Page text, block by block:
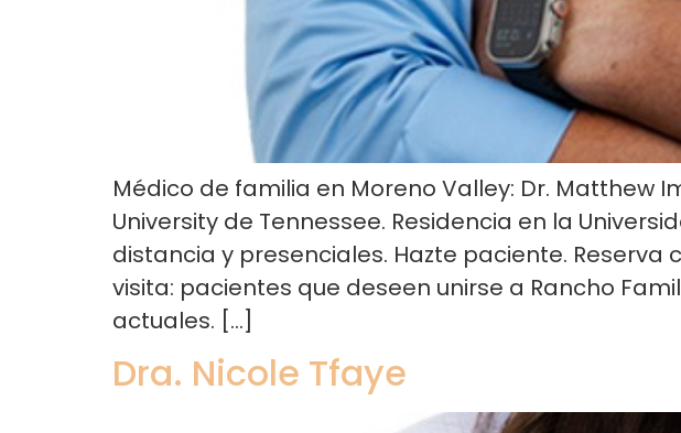
Médico de familia en Moreno Valley: Dr. Matthew
University de Tennessee. Residencia en la
distancia y presenciales. Hazte paciente. Reserva
visita: pacientes que deseen unirse a Rancho
actuales. […]
Dra. Nicole Tfaye